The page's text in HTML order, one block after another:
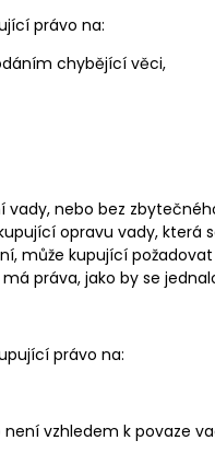
právo na:
chybějící věci,
nebo bez
opravu vady,
může kupující
práva, jako by se
právo na:
vzhledem k povaze